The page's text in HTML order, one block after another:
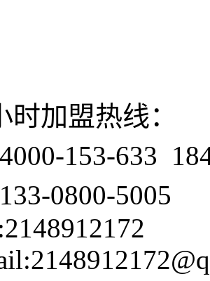
时加盟热线：
153-633
0800-5005